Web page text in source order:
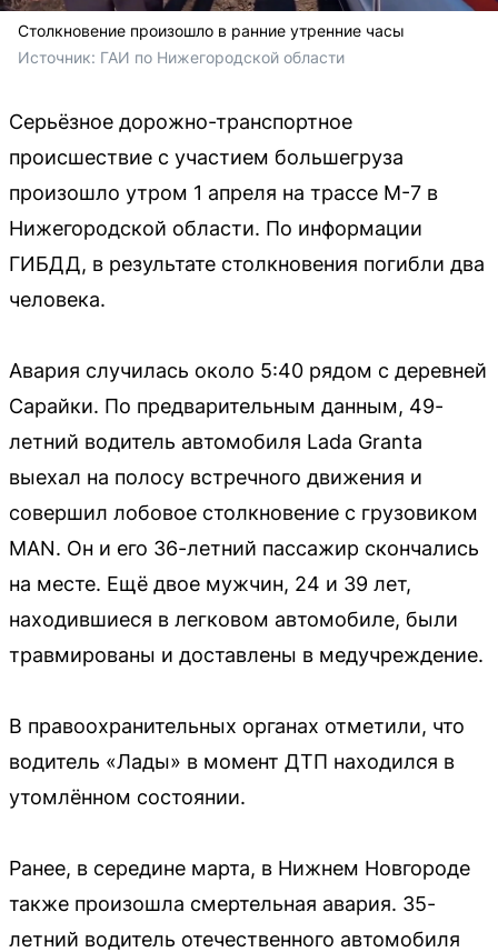
Столкновение произошло в ранние утренние часы
Источник: ГАИ по Нижегородской области
Серьёзное дорожно-транспортное
происшествие с участием большегруза
произошло утром 1 апреля на трассе М-7 в
Нижегородской области. По информации
ГИБДД, в результате столкновения погибли два
человека.
Авария случилась около 5:40 рядом с деревней
Сарайки. По предварительным данным, 49-
летний водитель автомобиля Lada Granta
выехал на полосу встречного движения и
совершил лобовое столкновение с грузовиком
MAN. Он и его 36-летний пассажир скончались
на месте. Ещё двое мужчин, 24 и 39 лет,
находившиеся в легковом автомобиле, были
травмированы и доставлены в медучреждение.
В правоохранительных органах отметили, что
водитель «Лады» в момент ДТП находился в
утомлённом состоянии.
Ранее, в середине марта, в Нижнем Новгороде
также произошла смертельная авария. 35-
летний водитель отечественного автомобиля